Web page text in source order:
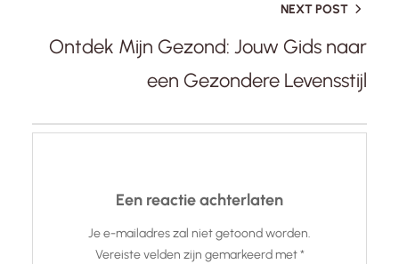
NEXT POST
Ontdek Mijn Gezond: Jouw Gids naar
een Gezondere Levensstijl
Een reactie achterlaten
Je e-mailadres zal niet getoond worden.
Vereiste velden zijn gemarkeerd met*